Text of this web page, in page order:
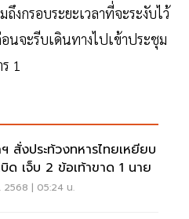
งกรอบระยะเวลาที่จะระงับไว้
จะรีบเดินทางไปเข้าประชุม
1
สั่งประท้วงทหารไทยเหยียบ
บิด เจ็บ 2 ข้อเท้าขาด 1 นาย
2568 | 05:24 น.